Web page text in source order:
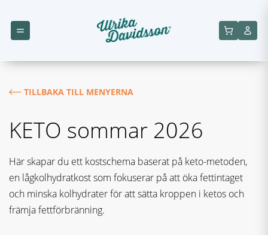
TILLBAKA TILL MENYERNA
KETO sommar 2026
Här skapar du ett kostschema baserat på keto-metoden,
en lågkolhydratkost som fokuserar på att öka fettintaget
och minska kolhydrater för att sätta kroppen i ketos och
främja fettförbränning.